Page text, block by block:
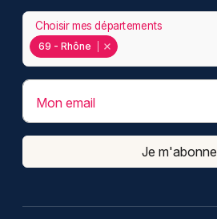
69 - Rhône
Choisir mes départements
Mon email
Je m'abonne